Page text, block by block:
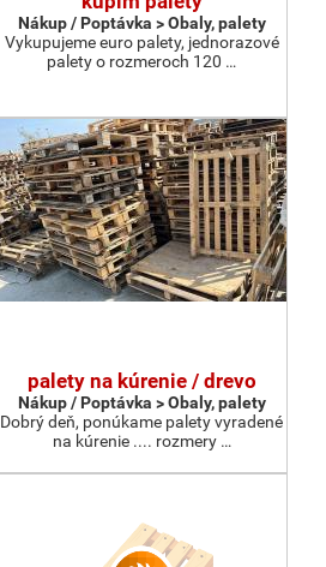
Nákup / Poptávka > Obaly, palety
Vykupujeme euro palety, jednorazové
palety o rozmeroch 120 …
palety na kúrenie / drevo
Nákup / Poptávka > Obaly, palety
Dobrý deň, ponúkame palety vyradené
na kúrenie .... rozmery …